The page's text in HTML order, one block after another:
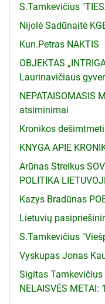
S.Tamkevičius
Nijolė Sadūnaitė
Kun.Petras NAKTIS
OBJEKTAS
Laurinavičiaus
NEPATAISOMASIS
atsiminimai
Kronikos
KNYGA APIE
Arūnas Streikus
POLITIKA
Kazys Bradūnas
Lietuvių
S.Tamkevičius
Vyskupas Jonas
Sigitas Tamkevičius
NELAISVĖS METAI: